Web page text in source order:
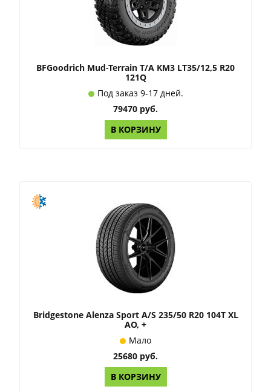
BFGoodrich Mud-Terrain T/A KM3 LT35/12,5 R20
121Q
Под заказ 9-17 дней.
79470 руб.
В КОРЗИНУ
Bridgestone Alenza Sport A/S 235/50 R20 104T XL
AO, +
Мало
25680 руб.
В КОРЗИНУ